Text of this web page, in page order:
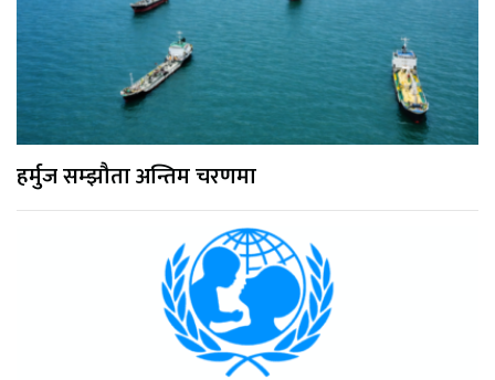
हर्मुज सम्झौता अन्तिम चरणमा